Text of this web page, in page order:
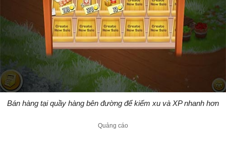
Bán hàng tại quầy hàng bên đường để kiếm xu và XP nhanh hơn